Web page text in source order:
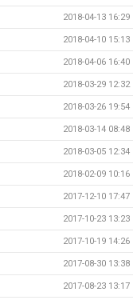
2018-04-13 16:29
2018-04-10 15:13
2018-04-06 16:40
2018-03-29 12:32
2018-03-26 19:54
2018-03-14 08:48
2018-03-05 12:34
2018-02-09 10:16
2017-12-10 17:47
2017-10-23 13:23
2017-10-19 14:26
2017-08-30 13:38
2017-08-23 13:17